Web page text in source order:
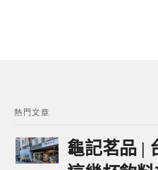
熱門文章
龜記茗品 |